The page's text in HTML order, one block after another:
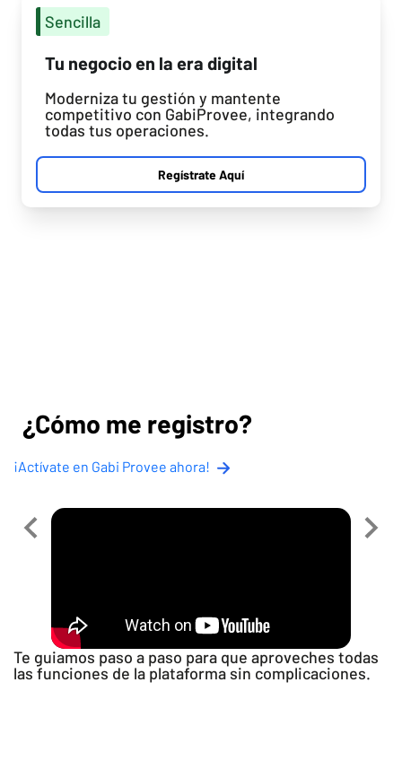
Sencilla
Tu negocio en la era digital
Moderniza tu gestión y mantente
competitivo con GabiProvee, integrando
todas tus operaciones.
Regístrate Aquí